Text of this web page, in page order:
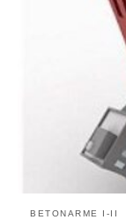
BETONARME I-II